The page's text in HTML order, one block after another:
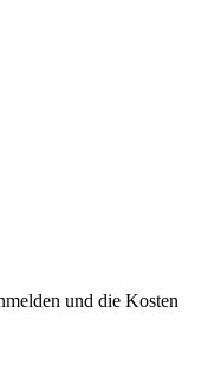
und die Kosten